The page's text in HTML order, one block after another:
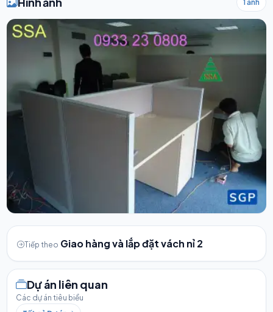
1 ảnh
Tiếp theo Giao hàng và lắp đặt vách nỉ 2
Dự án liên quan
Các dự án tiêu biểu